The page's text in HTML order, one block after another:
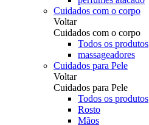
Cuidados com o corpo
Voltar
Cuidados com o corpo
Todos os produtos
massageadores
Cuidados para Pele
Voltar
Cuidados para Pele
Todos os produtos
Rosto
Mãos